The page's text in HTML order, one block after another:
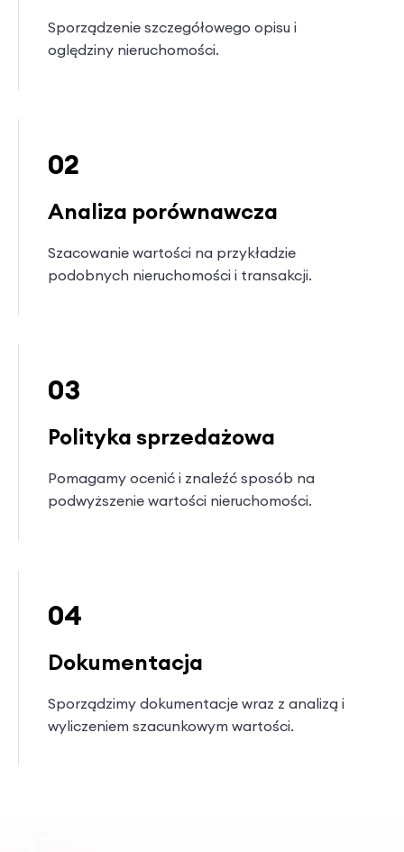
Sporządzenie szczegółowego opisu i
oględziny nieruchomości.
02
Analiza porównawcza
Szacowanie wartości na przykładzie
podobnych nieruchomości i transakcji.
03
Polityka sprzedażowa
Pomagamy ocenić i znaleźć sposób na
podwyższenie wartości nieruchomości.
04
Dokumentacja
Sporządzimy dokumentacje wraz z analizą i
wyliczeniem szacunkowym wartości.